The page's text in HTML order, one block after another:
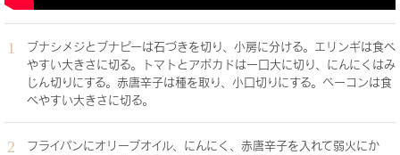
ブナシメジとブナピーは石づきを切り、小房に分ける。エリンギは食べ
やすい大きさに切る。トマトとアボカドは一口大に切り、にんにくはみ
じん切りにする。赤唐辛子は種を取り、小口切りにする。ベーコンは食
べやすい大きさに切る。
フライパンにオリーブオイル、にんにく、赤唐辛子を入れて弱火にか